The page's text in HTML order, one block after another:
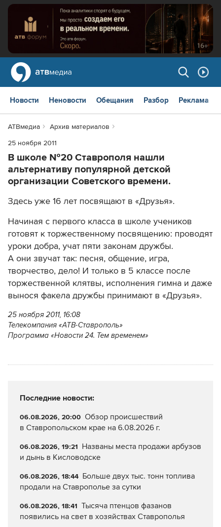
Новости Неновости Обещания Разбор Реклама
АТВмедиа
Архив материалов
25 ноября 2011
В школе №20 Ставрополя нашли
альтернативу популярной детской
организации Советского времени.
Здесь уже 16 лет посвящают в «Друзья».
Начиная с первого класса в школе учеников
готовят к торжественному посвящению: проводят
уроки добра, учат пяти законам дружбы.
А они звучат так: песня, общение, игра,
творчество, дело! И только в 5 классе после
торжественной клятвы, исполнения гимна и даже
вынося факела дружбы принимают в «Друзья».
25 ноября 2011, 16:08
Телекомпания «АТВ-Ставрополь»
Программа «Новости 24. Тем временем»
Последние новости:
06.08.2026, 20:00 Обзор происшествий
в Ставропольском крае на 6.08.2026 г.
06.08.2026, 19:21 Названы места продажи арбузов
и дынь в Кисловодске
06.08.2026, 18:44 Больше двух тыс. тонн топлива
продали на Ставрополье за сутки
06.08.2026, 18:41 Тысяча птенцов фазанов
появились на свет в хозяйствах Ставрополья